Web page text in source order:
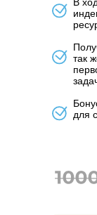
так
для